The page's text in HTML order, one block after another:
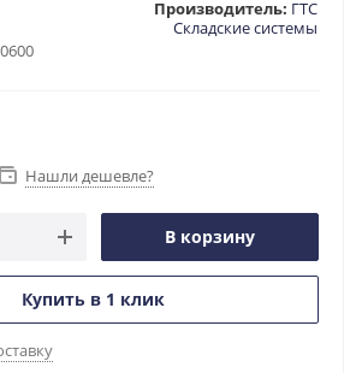
Производитель: ГТС
Складские системы
Нашли дешевле?
В корзину
Купить в 1 клик